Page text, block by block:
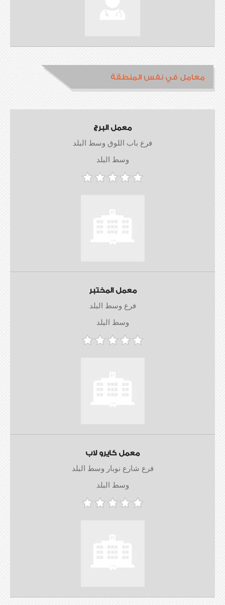
معامل في نفس المنطقة
معمل البرج
فرع باب اللوق وسط البلد
وسط البلد
معمل المختبر
فرع وسط البلد
وسط البلد
معمل كايرو لاب
فرع شارع نوبار وسط البلد
وسط البلد